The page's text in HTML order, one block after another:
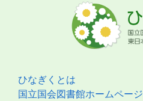
ひなぎくとは
国立国会図書館ホームページ